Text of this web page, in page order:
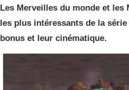
Les Merveilles du monde et
les plus intéressants de la
bonus et leur cinématique.